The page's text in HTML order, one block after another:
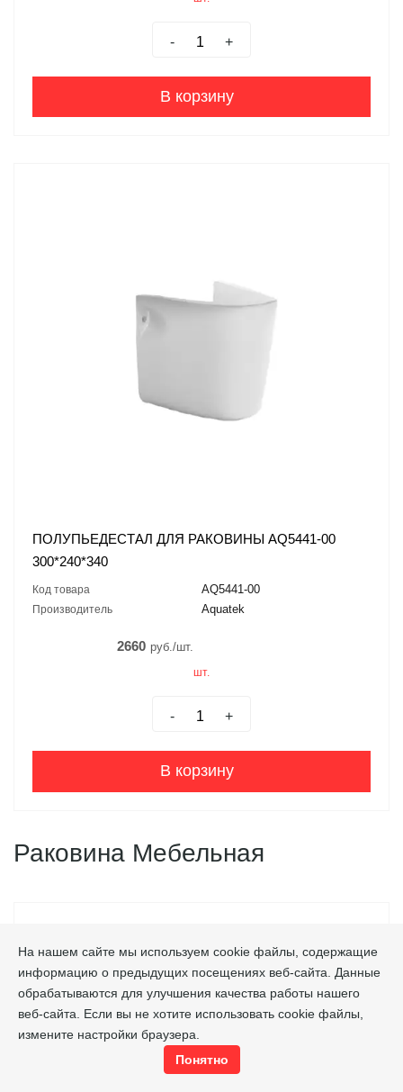
- +
В корзину
ПОЛУПЬЕДЕСТАЛ ДЛЯ РАКОВИНЫ AQ5441-00
300*240*340
Код товара AQ5441-00
Производитель Aquatek
2660 руб./шт.
шт.
- +
В корзину
Раковина Мебельная
На нашем сайте мы используем cookie файлы, содержащие
информацию о предыдущих посещениях веб-сайта. Данные
обрабатываются для улучшения качества работы нашего
веб-сайта. Если вы не хотите использовать cookie файлы,
измените настройки браузера.
Понятно